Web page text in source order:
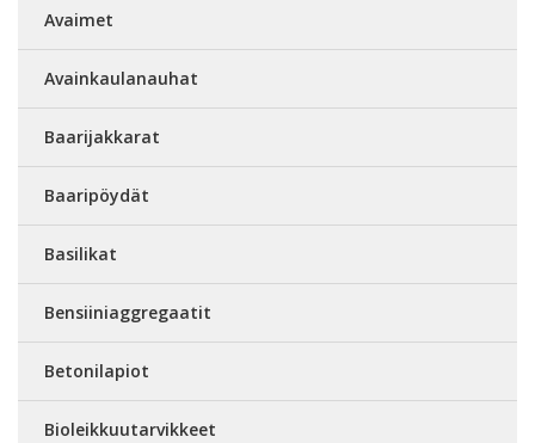
Avaimet
Avainkaulanauhat
Baarijakkarat
Baaripöydät
Basilikat
Bensiiniaggregaatit
Betonilapiot
Bioleikkuutarvikkeet